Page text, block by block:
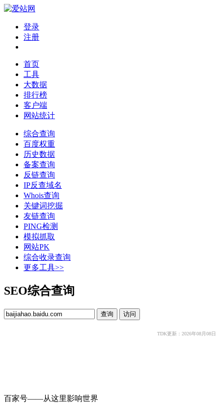
登录
注册
首页
工具
大数据
排行榜
客户端
网站统计
综合查询
百度权重
历史数据
备案查询
反链查询
IP反查域名
Whois查询
关键词挖掘
友链查询
PING检测
模拟抓取
网站PK
综合收录查询
更多工具>>
SEO综合查询
TDK更新：2026年08月08日
百家号——从这里影响世界